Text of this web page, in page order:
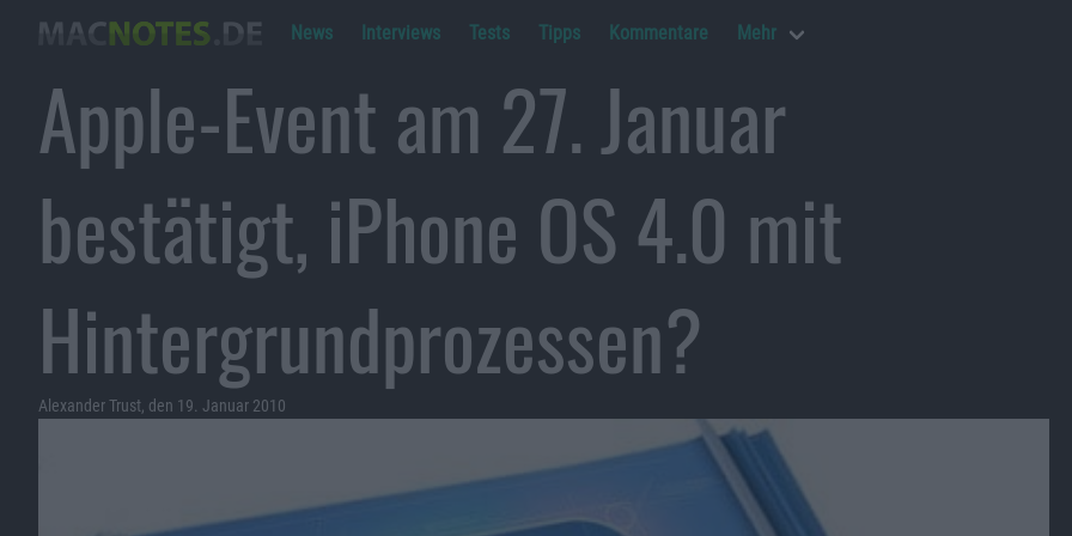
News Interviews Tests Tipps Kommentare Mehr
Apple-Event am 27. Januar
bestätigt, iPhone OS 4.0 mit
Hintergrundprozessen?
Alexander Trust, den 19. Januar 2010